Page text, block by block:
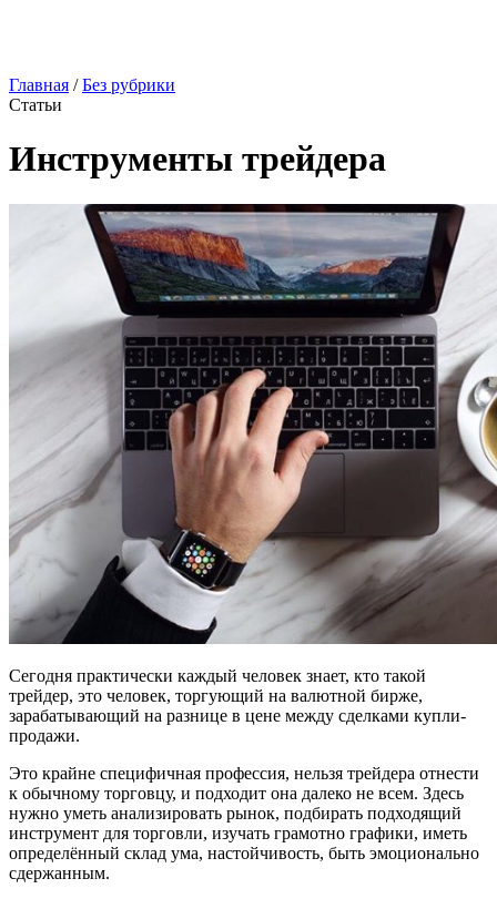
Главная /Без рубрики
Статьи
Инструменты трейдера
Сегодня практически каждый человек знает, кто такой
трейдер, это человек, торгующий на валютной бирже,
зарабатывающий на разнице в цене между сделками купли-
продажи.
Это крайне специфичная профессия, нельзя трейдера отнести
к обычному торговцу, и подходит она далеко не всем. Здесь
нужно уметь анализировать рынок, подбирать подходящий
инструмент для торговли, изучать грамотно графики, иметь
определённый склад ума, настойчивость, быть эмоционально
сдержанным.